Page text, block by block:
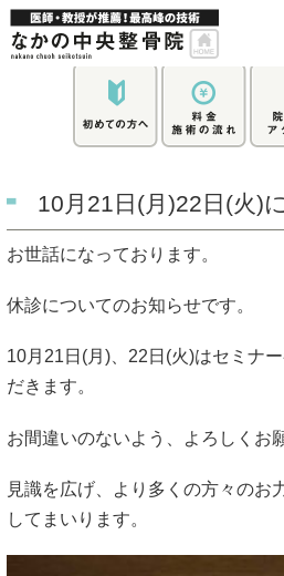
10月21日(月)22日(火)
お世話になっております。
休診についてのお知らせです。
10月21日(月)、22日(火)はセミナ
だきます。
お間違いのないよう、よろしくお
見識を広げ、より多くの方々のお
してまいります。